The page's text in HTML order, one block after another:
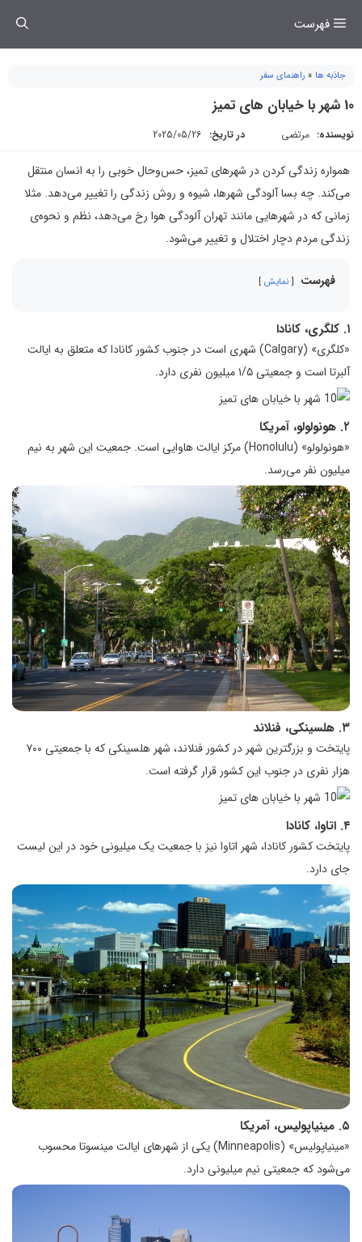
فهرست
جاذبه ها » راهنمای سفر
10 شهر با خیابان های تمیز
نویسنده: مرتضی در تاریخ: 2025/05/26
همواره زندگی کردن در شهرهای تمیز، حس‌وحال خوبی را به انسان منتقل
می‌کند. چه بسا آلودگی‌ شهرها، شیوه و روش زندگی را تغییر می‌دهد. مثلا
زمانی که در شهرهایی مانند تهران آلودگی هوا رخ می‌دهد، نظم و نحوه‌ی
زندگی مردم دچار اختلال و تغییر می‌شود.
فهرست نمایش
۱. کلگری، کانادا
«کلگری» (Calgary) شهری است در جنوب کشور کانادا که متعلق به ایالت
آلبرتا است و جمعیتی ۱/۵ میلیون نفری دارد.
۲. هونولولو، آمریکا
«هونولولو» (Honolulu) مرکز ایالت هاوایی است. جمعیت این شهر به نیم
میلیون نفر می‌رسد.
۳. هلسینکی، فنلاند
پایتخت و بزرگترین شهر در کشور فنلاند، شهر هلسینکی که با جمعیتی ۷۰۰
هزار نفری در جنوب این کشور قرار گرفته است.
۴. اتاوا، کانادا
پایتخت کشور کانادا، شهر اتاوا نیز با جمعیت یک میلیونی خود در این لیست
جای دارد.
۵. مینیاپولیس، آمریکا
«مینیاپولیس» (Minneapolis) یکی از شهرهای ایالت مینسوتا محسوب
می‌شود که جمعیتی نیم میلیونی دارد.